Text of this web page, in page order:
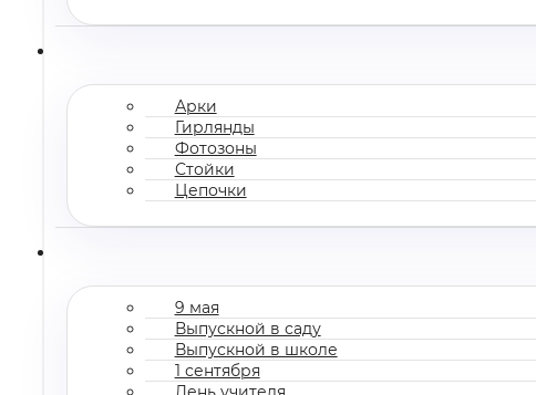
Арки
Гирлянды
Фотозоны
Стойки
Цепочки
9 мая
Выпускной в саду
Выпускной в школе
1 сентября